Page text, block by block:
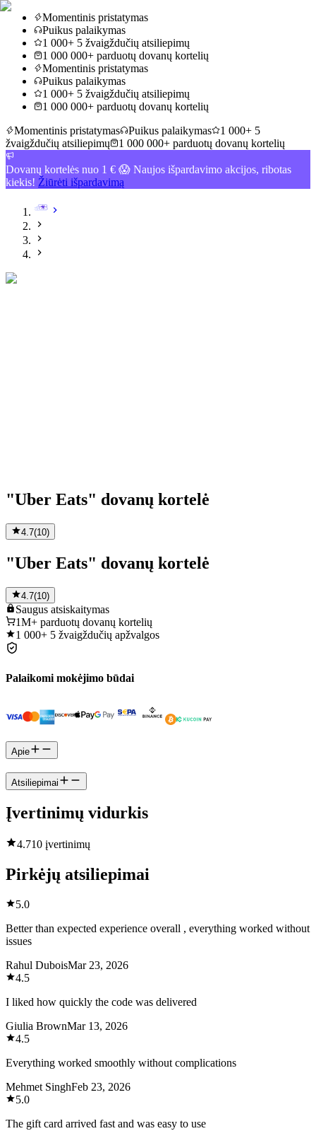
Momentinis pristatymas
Puikus palaikymas
1 000+ 5 žvaigždučių atsiliepimų
1 000 000+ parduotų dovanų kortelių
Momentinis pristatymas
Puikus palaikymas
1 000+ 5 žvaigždučių atsiliepimų
1 000 000+ parduotų dovanų kortelių
Momentinis pristatymas
Puikus palaikymas
1 000+ 5
žvaigždučių atsiliepimų
1 000 000+ parduotų dovanų kortelių
Dovanų kortelės nuo 1 € 😱 Naujos išpardavimo akcijos, ribotas
kiekis! Žiūrėti išpardavimą
"Uber Eats" dovanų kortelė
4.7(10)
"Uber Eats" dovanų kortelė
4.7(10)
Saugus atsiskaitymas
1M+ parduotų dovanų kortelių
1 000+ 5 žvaigždučių apžvalgos
Palaikomi mokėjimo būdai
Apie
Atsiliepimai
Įvertinimų vidurkis
4.710 įvertinimų
Pirkėjų atsiliepimai
5.0
Better than expected experience overall , everything worked without
issues
Rahul DuboisMar 23, 2026
4.5
I liked how quickly the code was delivered
Giulia BrownMar 13, 2026
4.5
Everything worked smoothly without complications
Mehmet SinghFeb 23, 2026
5.0
The gift card arrived fast and was easy to use